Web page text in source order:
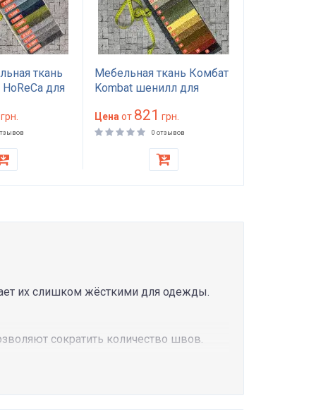
ткань
для
циклов
520
грн.
Мебельная ткань Комбат
Kombat шенилл для
циклов 450 г/м²
Цена от 821 грн.
0 отзывов
их слишком жёсткими для одежды.
сократить количество швов.